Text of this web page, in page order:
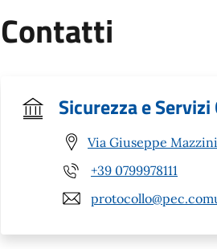
Contatti
Sicurezza e Servizi
Via Giuseppe
+39 0799978111